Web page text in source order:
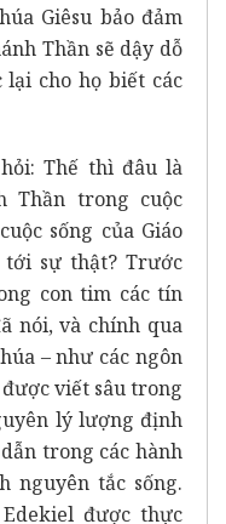
Giêsu bảo đảm
Thần sẽ dậy dỗ
lại cho họ biết các
Thế thì đâu là
Thần trong cuộc
sống của Giáo
sự thật? Trước
con tim các tín
nói, và chính qua
– như các ngôn
được viết sâu trong
lý lượng định
trong các hành
nguyên tắc sống.
được thực